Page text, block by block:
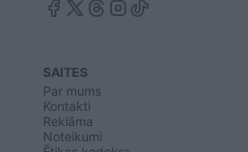
SAITES
Par mums
Kontakti
Reklāma
Noteikumi